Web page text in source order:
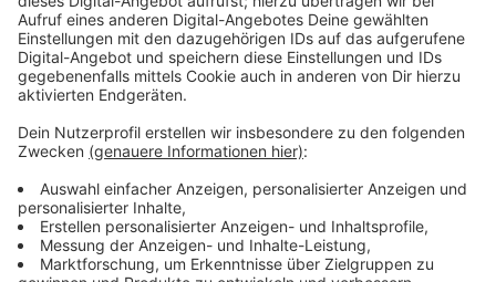
es trotz Impfungen zu Corona-Infektionen gekommen
ist, wird zurzeit ermittelt. Im Seniorenwohnzentrum
Radevormwald sind aktuell ein Bewohner und ein
Mitarbeiter positiv getestet worden. Auch hier werden
stehen weitere Testergebnisse aus. Die Versorgung
Dieser meldet am Samstag insgesamt 115 neue
Corona-Fälle, die Inzidenz liegt bei knapp 262.
Anzeige